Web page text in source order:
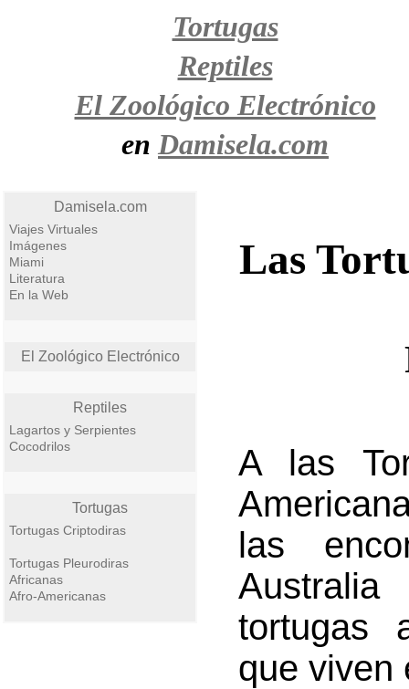
Tortugas
Reptiles
El Zoológico Electrónico
en Damisela.com
Damisela.com
Viajes Virtuales
Imágenes
Miami
Literatura
En la Web
El Zoológico Electrónico
Reptiles
Lagartos y Serpientes
Cocodrilos
Tortugas
Tortugas Criptodiras
Tortugas Pleurodiras
Africanas
Afro-Americanas
Las
A las
las
tortugas
que viven